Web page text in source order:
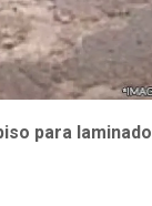
para laminado